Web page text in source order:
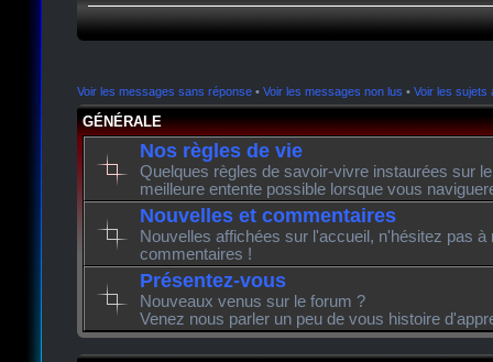
Voir les messages sans réponse • Voir les messages non lus • Voir les sujets
GÉNÉRALE
Nos règles de vie
Quelques règles de savoir-vivre instaurées sur
meilleure entente possible lorsque vous
Nouvelles et commentaires
Nouvelles affichées sur l'accueil, n'hésitez pas à
commentaires !
Présentez-vous
Nouveaux venus sur le forum ?
Venez nous parler un peu de vous histoire